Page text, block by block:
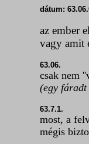
dátum:
az ember
vagy amit
63.06.
csak nem
(egy
63.7.1.
most, a
mégis